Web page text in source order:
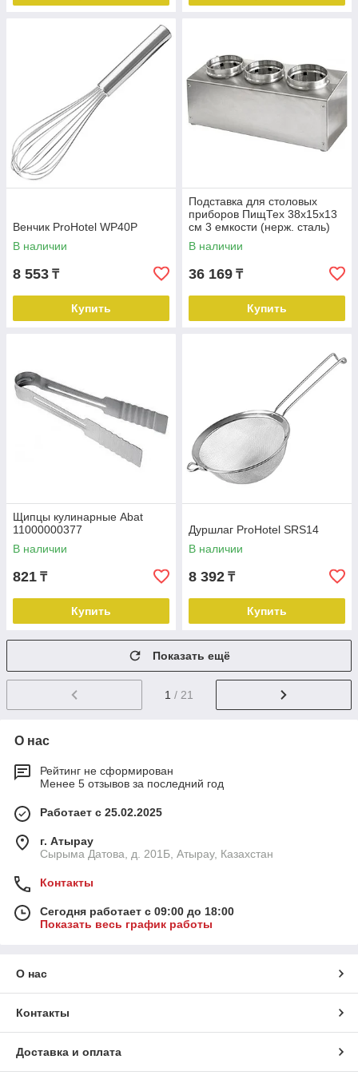
Венчик ProHotel WP40P
В наличии
8 553 ₸
Купить
Подставка для столовых
приборов ПищТех 38х15х13
см 3 емкости (нерж. сталь)
В наличии
36 169 ₸
Купить
Щипцы кулинарные Abat
11000000377
В наличии
821 ₸
Купить
Дуршлаг ProHotel SRS14
В наличии
8 392 ₸
Купить
Показать ещё
1 / 21
О нас
Рейтинг не сформирован
Менее 5 отзывов за последний год
Работает с 25.02.2025
г. Атырау
Сырыма Датова, д. 201Б, Атырау, Казахстан
Контакты
Сегодня работает с 09:00 до 18:00
Показать весь график работы
О нас
Контакты
Доставка и оплата